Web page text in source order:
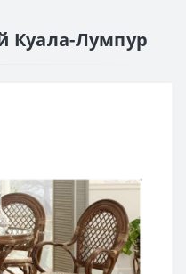
Куала-Лумпур